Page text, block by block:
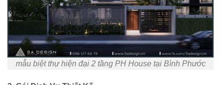
mẫu biệt thự hiện đại 2 tầng PH House tại Bình Phước